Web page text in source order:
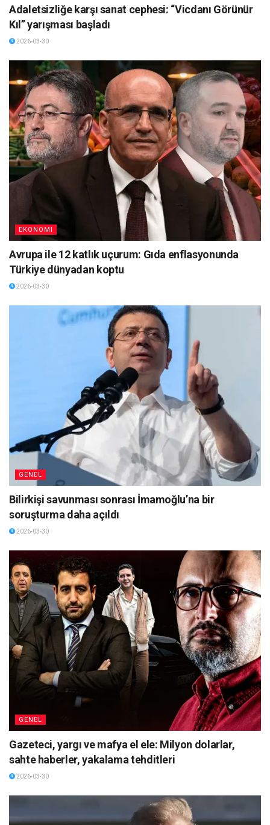
Adaletsizliğe karşı sanat cephesi: “Vicdanı Görünür
Kıl” yarışması başladı
2026-03-30
EKONOMI
Avrupa ile 12 katlık uçurum: Gıda enflasyonunda
Türkiye dünyadan koptu
2026-03-30
GENEL
Bilirkişi savunması sonrası İmamoğlu’na bir
soruşturma daha açıldı
2026-03-30
GENEL
Gazeteci, yargı ve mafya el ele: Milyon dolarlar,
sahte haberler, yakalama tehditleri
2026-03-30